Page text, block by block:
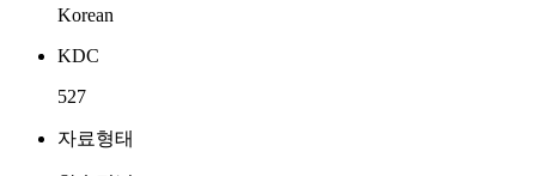
Korean
KDC
527
자료형태